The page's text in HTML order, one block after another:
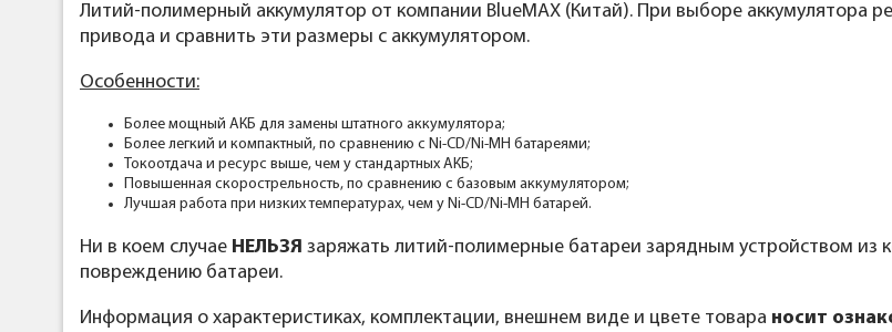
Литий-полимерный аккумулятор от компании BlueMAX (Китай). При выборе аккумулятора
привода и сравнить эти размеры с аккумулятором.
Особенности:
Более мощный АКБ для замены штатного аккумулятора;
Более легкий и компактный, по сравнению с Ni-CD/Ni-MH батареями;
Токоотдача и ресурс выше, чем у стандартных АКБ;
Повышенная скорострельность, по сравнению с базовым аккумулятором;
Лучшая работа при низких температурах, чем у Ni-CD/Ni-MH батарей.
Ни в коем случае НЕЛЬЗЯ заряжать литий-полимерные батареи зарядным устройством из
повреждению батареи.
Информация о характеристиках, комплектации, внешнем виде и цвете товара носит